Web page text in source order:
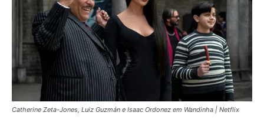
Catherine Zeta-Jones, Luiz Guzmán e Isaac Ordonez em Wandinha | Netflix